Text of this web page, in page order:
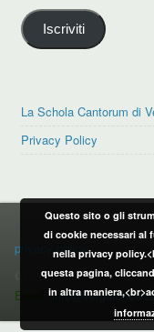
mail
Iscriviti
La Schola Cantorum di
Privacy Policy
PRIVACY POLICY
privacy policy
CONTATTI:
Email:
Questo sito o gli
di cookie necessari al
nella privacy
questa pagina,
in altra